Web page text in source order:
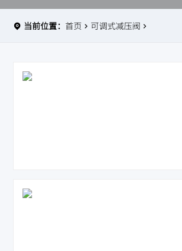
当前位置： 首页 可调式减压阀